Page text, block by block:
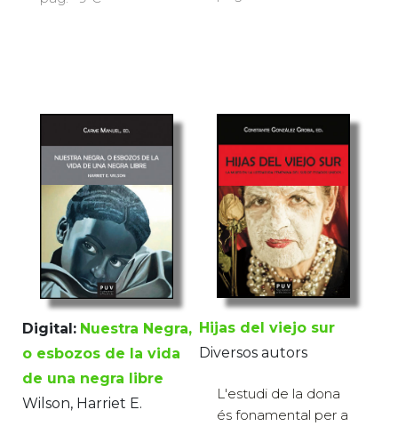
Digital: Nuestra Negra,
o esbozos de la vida
de una negra libre
Wilson, Harriet E.
Hijas del viejo sur
Diversos autors
L'estudi de la dona
és fonamental per a